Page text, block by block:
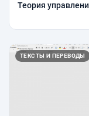
Теория
ТЕКСТЫ И ПЕРЕВОДЫ